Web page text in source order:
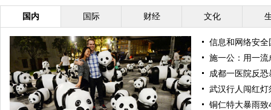
国内 国际 财经 文化
信息和网络安
施一公：用一流
成都一医院反
武汉行人闯红
铜仁特大暴雨